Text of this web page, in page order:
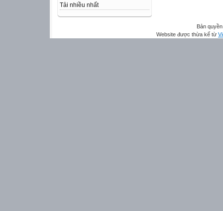
Tải nhiều nhất
Bản
Website được thừa kế từ